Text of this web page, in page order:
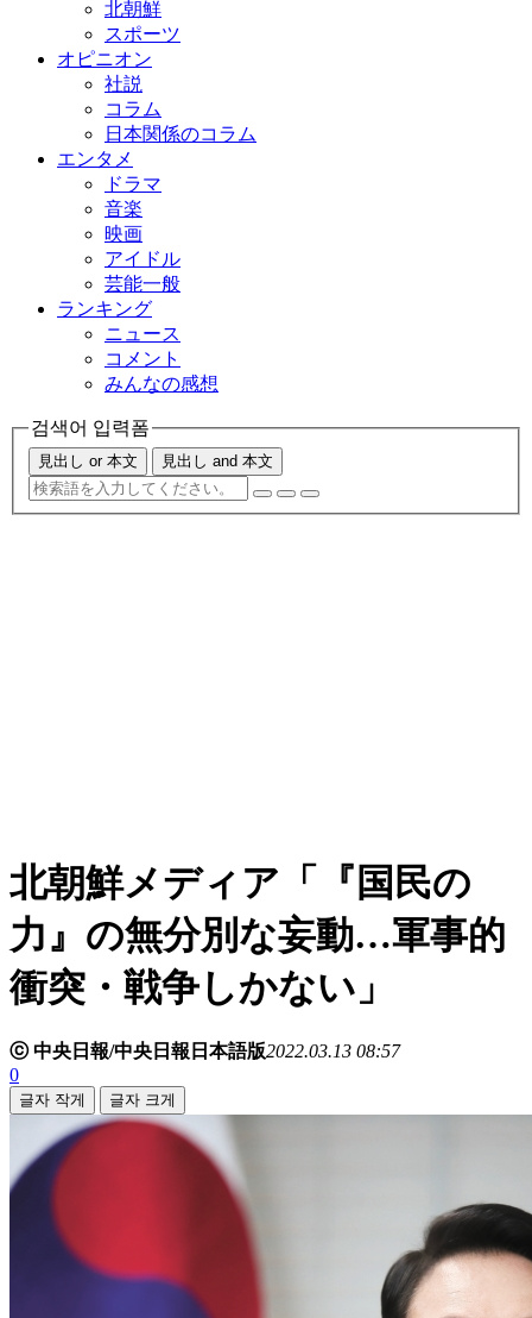
北朝鮮
スポーツ
オピニオン
社説
コラム
日本関係のコラム
エンタメ
ドラマ
音楽
映画
アイドル
芸能一般
ランキング
ニュース
コメント
みんなの感想
검색어 입력폼
見出し or 本文 見出し and 本文
北朝鮮メディア「『国民の
力』の無分別な妄動…軍事的
衝突・戦争しかない」
ⓒ 中央日報/中央日報日本語版2022.03.13 08:57
0
글자 작게 글자 크게